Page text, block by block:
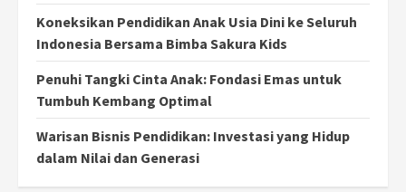
Koneksikan Pendidikan Anak Usia Dini ke Seluruh
Indonesia Bersama Bimba Sakura Kids
Penuhi Tangki Cinta Anak: Fondasi Emas untuk
Tumbuh Kembang Optimal
Warisan Bisnis Pendidikan: Investasi yang Hidup
dalam Nilai dan Generasi